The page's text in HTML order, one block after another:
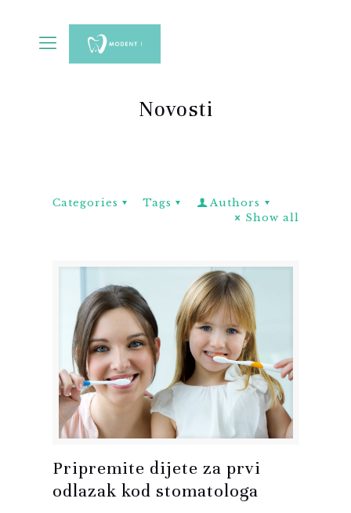
Novosti
Categories Tags
Authors
Show all
Pripremite dijete za prvi
odlazak kod stomatologa